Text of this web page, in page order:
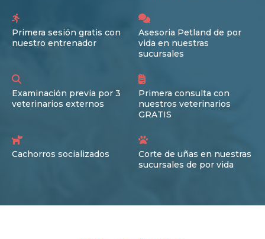
Primera sesión gratis con
nuestro entrenador
Asesoria Petland de por
vida en nuestras
sucursales
Examinación previa por 3
veterinarios externos
Primera consulta con
nuestros veterinarios
GRATIS
Cachorros socializados
Corte de uñas en nuestras
sucursales de por vida